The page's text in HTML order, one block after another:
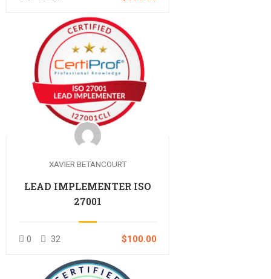
XAVIER BETANCOURT
LEAD IMPLEMENTER ISO
27001
0 32 $100.00